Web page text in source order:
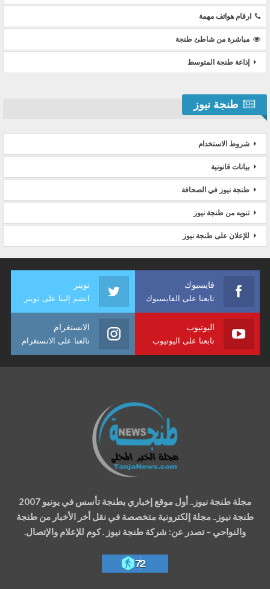
ارقام هواتف مهمة
مباشرة من شاطئ طنجة
إذاعة طنجة المتوسط
طنجة نيوز
شروط الاستخدام
بيانات قانونية
طنجة نيوز في الصحافة
تنويه من طنجة نيوز
للإعلان على طنجة نيوز
فايسبوك
تابعنا على الفايسبوك
تويتر
انضم إلينا على تويتر
اليوتيوب
تابعنا على اليوتيوب
الانستغرام
تالعنا على الانستغرام
مجلة طنجة نيوز.. أول موقع إخباري بطنجة تأسس في يونيو 2007
طنجة نيوز.. مجلة إلكترونية متخصصة في نقل أخر الأخبار من طنجة
والنواحي – تصدر عن: شركة طنجة نيوز . كوم للإعلام والإتصال.
72